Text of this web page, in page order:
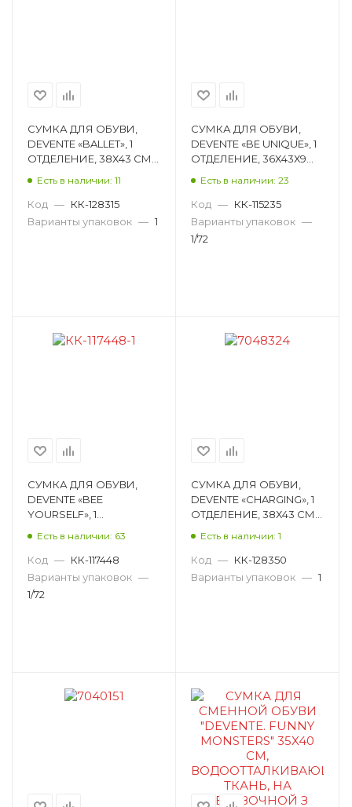
СУМКА ДЛЯ ОБУВИ,
DEVENTE «BALLET», 1
ОТДЕЛЕНИЕ, 38Х43 СМ
Есть в наличии: 11
Код — КК-128315
Варианты упаковок — 1
СУМКА ДЛЯ ОБУВИ,
DEVENTE «BE UNIQUE», 1
ОТДЕЛЕНИЕ, 36Х43Х9
Есть в наличии: 23
Код — КК-115235
Варианты упаковок —
1/72
СУМКА ДЛЯ ОБУВИ,
DEVENTE «BEE
YOURSELF», 1
Есть в наличии: 63
Код — КК-117448
Варианты упаковок —
1/72
СУМКА ДЛЯ ОБУВИ,
DEVENTE «CHARGING», 1
ОТДЕЛЕНИЕ, 38Х43 СМ
Есть в наличии: 1
Код — КК-128350
Варианты упаковок — 1